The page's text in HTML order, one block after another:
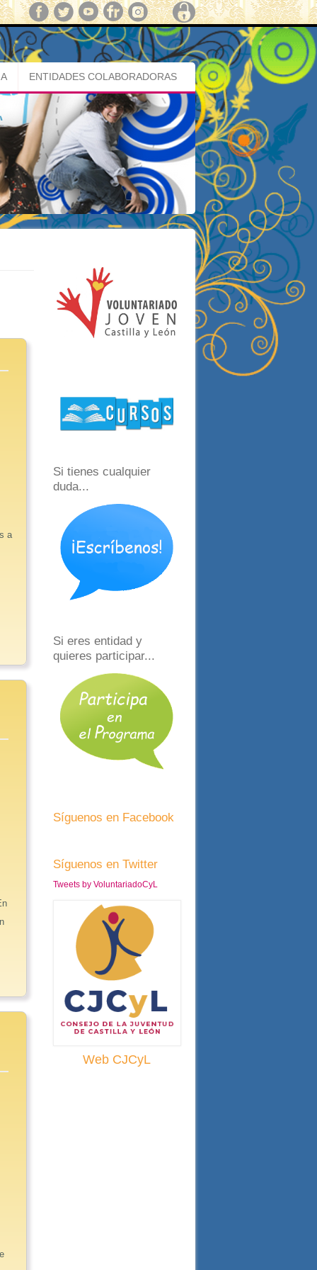
ENTIDADES COLABORADORAS
a
Si tienes cualquier
duda...
Si eres entidad y
quieres participar...
Síguenos en Facebook
Síguenos en Twitter
Tweets by VoluntariadoCyL
Web CJCyL